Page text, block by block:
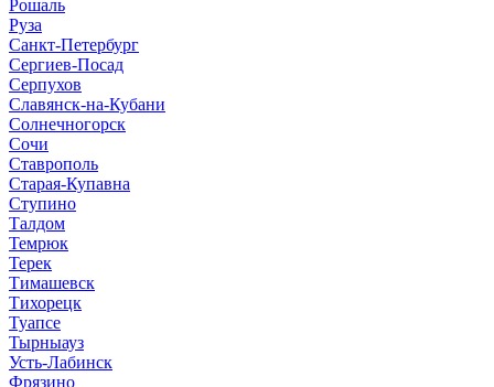
Рошаль
Руза
Санкт-Петербург
Сергиев-Посад
Серпухов
Славянск-на-Кубани
Солнечногорск
Сочи
Ставрополь
Старая-Купавна
Ступино
Талдом
Темрюк
Терек
Тимашевск
Тихорецк
Туапсе
Тырныауз
Усть-Лабинск
Фрязино